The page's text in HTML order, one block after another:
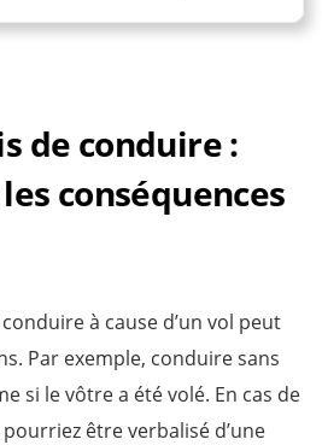
de conduire :
conséquences
à cause d’un vol peut
Par exemple, conduire sans
si le vôtre a été volé. En cas de
pourriez être verbalisé d’une